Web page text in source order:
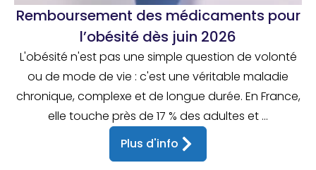
Remboursement des médicaments pour
l’obésité dès juin 2026
L'obésité n'est pas une simple question de volonté
ou de mode de vie : c'est une véritable maladie
chronique, complexe et de longue durée. En France,
elle touche près de 17 % des adultes et ...
Plus d'info